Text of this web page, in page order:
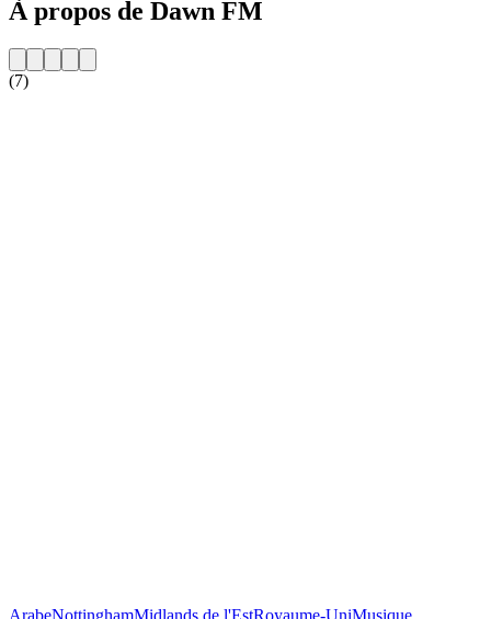
À propos de Dawn FM
(7)
ArabeNottinghamMidlands de l'EstRoyaume-UniMusique